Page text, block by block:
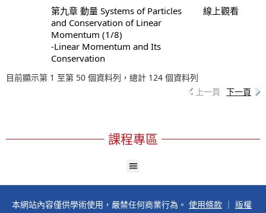
第九章 動量 Systems of Particles
and Conservation of Linear
Momentum (1/8)
-Linear Momentum and Its
Conservation
線上觀看
目前顯示第 1 至第 50 個資料列，總計 124 個資料列
上一頁 下一頁
課程專區
本網站內容僅供學術使用，嚴禁任何商業行為。 使用條款 ｜ 版權